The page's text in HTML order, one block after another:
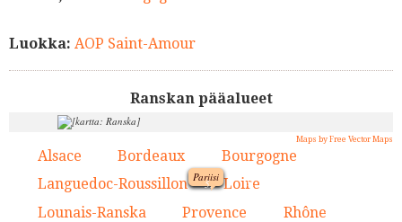
Luokka: AOP Saint-Amour
Ranskan pääalueet
Pariisi
1.
9.
Maps by Free Vector Maps
Alsace Bordeaux Bourgogne
Languedoc-Roussillon 5. Loire
Lounais-Ranska Provence Rhône